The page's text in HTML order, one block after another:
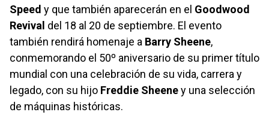
Speed y que también aparecerán en el Goodwood
Revival del 18 al 20 de septiembre. El evento
también rendirá homenaje a Barry Sheene,
conmemorando el 50º aniversario de su primer título
mundial con una celebración de su vida, carrera y
legado, con su hijo Freddie Sheeney una selección
de máquinas históricas.